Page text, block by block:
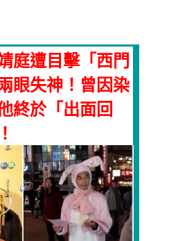
庭遭目擊「西門
眼失神！曾因染
終於「出面回